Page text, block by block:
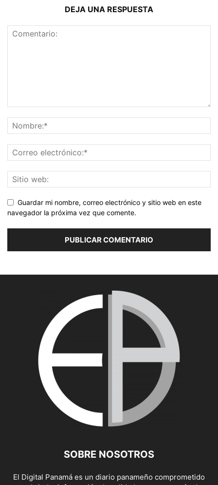
DEJA UNA RESPUESTA
Guardar mi nombre, correo electrónico y sitio web en este
navegador la próxima vez que comente.
SOBRE NOSOTROS
El Digital Panamá es un diario panameño comprometido